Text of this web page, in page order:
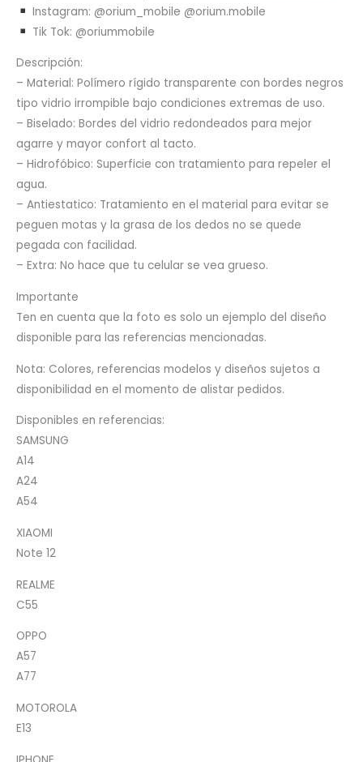
Instagram: @orium_mobile @orium.mobile
Tik Tok: @oriummobile
Descripción:
– Material: Polímero rígido transparente con bordes negros
tipo vidrio irrompible bajo condiciones extremas de uso.
– Biselado: Bordes del vidrio redondeados para mejor
agarre y mayor confort al tacto.
– Hidrofóbico: Superficie con tratamiento para repeler el
agua.
– Antiestatico: Tratamiento en el material para evitar se
peguen motas y la grasa de los dedos no se quede
pegada con facilidad.
– Extra: No hace que tu celular se vea grueso.
Importante
Ten en cuenta que la foto es solo un ejemplo del diseño
disponible para las referencias mencionadas.
Nota: Colores, referencias modelos y diseños sujetos a
disponibilidad en el momento de alistar pedidos.
Disponibles en referencias:
SAMSUNG
A14
A24
A54
XIAOMI
Note 12
REALME
C55
OPPO
A57
A77
MOTOROLA
E13